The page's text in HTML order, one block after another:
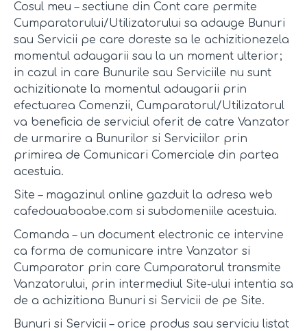
Cosul meu – sectiune din Cont care permite
Cumparatorului/Utilizatorului sa adauge Bunuri
sau Servicii pe care doreste sa le achizitionezela
momentul adaugarii sau la un moment ulterior;
in cazul in care Bunurile sau Serviciile nu sunt
achizitionate la momentul adaugarii prin
efectuarea Comenzii, Cumparatorul/Utilizatorul
va beneficia de serviciul oferit de catre Vanzator
de urmarire a Bunurilor si Serviciilor prin
primirea de Comunicari Comerciale din partea
acestuia.
Site – magazinul online gazduit la adresa web
cafedouaboabe.com si subdomeniile acestuia.
Comanda – un document electronic ce intervine
ca forma de comunicare intre Vanzator si
Cumparator prin care Cumparatorul transmite
Vanzatorului, prin intermediul Site-ului intentia sa
de a achizitiona Bunuri si Servicii de pe Site.
Bunuri si Servicii – orice produs sau serviciu listat